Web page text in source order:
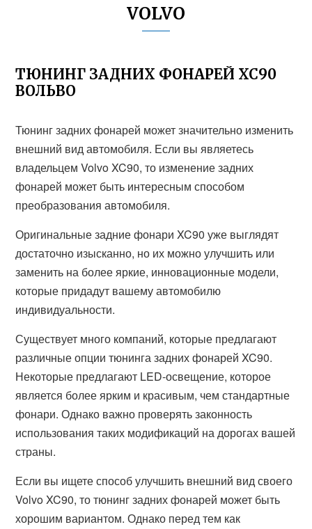
VOLVO
ТЮНИНГ ЗАДНИХ ФОНАРЕЙ ХС90
ВОЛЬВО
Тюнинг задних фонарей может значительно изменить
внешний вид автомобиля. Если вы являетесь
владельцем Volvo XC90, то изменение задних
фонарей может быть интересным способом
преобразования автомобиля.
Оригинальные задние фонари XC90 уже выглядят
достаточно изысканно, но их можно улучшить или
заменить на более яркие, инновационные модели,
которые придадут вашему автомобилю
индивидуальности.
Существует много компаний, которые предлагают
различные опции тюнинга задних фонарей XC90.
Некоторые предлагают LED-освещение, которое
является более ярким и красивым, чем стандартные
фонари. Однако важно проверять законность
использования таких модификаций на дорогах вашей
страны.
Если вы ищете способ улучшить внешний вид своего
Volvo XC90, то тюнинг задних фонарей может быть
хорошим вариантом. Однако перед тем как